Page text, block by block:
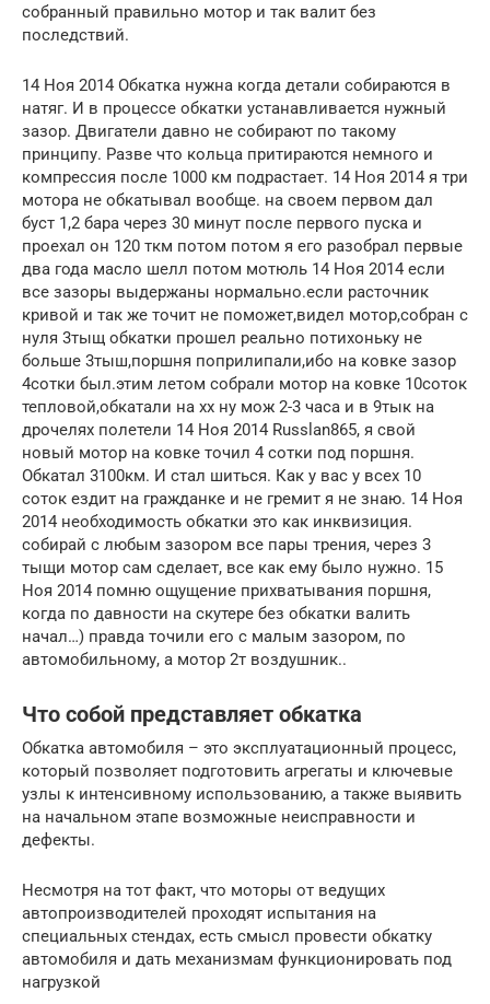
собранный правильно мотор и так валит без
последствий.
14 Ноя 2014 Обкатка нужна когда детали собираются в
натяг. И в процессе обкатки устанавливается нужный
зазор. Двигатели давно не собирают по такому
принципу. Разве что кольца притираются немного и
компрессия после 1000 км подрастает. 14 Ноя 2014 я три
мотора не обкатывал вообще. на своем первом дал
буст 1,2 бара через 30 минут после первого пуска и
проехал он 120 ткм потом потом я его разобрал первые
два года масло шелл потом мотюль 14 Ноя 2014 если
все зазоры выдержаны нормально.если расточник
кривой и так же точит не поможет,видел мотор,собран с
нуля 3тыщ обкатки прошел реально потихоньку не
больше 3тыш,поршня поприлипали,ибо на ковке зазор
4сотки был.этим летом собрали мотор на ковке 10соток
тепловой,обкатали на хх ну мож 2-3 часа и в 9тык на
дрочелях полетели 14 Ноя 2014 Russlan865, я свой
новый мотор на ковке точил 4 сотки под поршня.
Обкатал 3100км. И стал шиться. Как у вас у всех 10
соток ездит на гражданке и не гремит я не знаю. 14 Ноя
2014 необходимость обкатки это как инквизиция.
собирай с любым зазором все пары трения, через 3
тыщи мотор сам сделает, все как ему было нужно. 15
Ноя 2014 помню ощущение прихватывания поршня,
когда по давности на скутере без обкатки валить
начал…) правда точили его с малым зазором, по
автомобильному, а мотор 2т воздушник..
Что собой представляет обкатка
Обкатка автомобиля – это эксплуатационный процесс,
который позволяет подготовить агрегаты и ключевые
узлы к интенсивному использованию, а также выявить
на начальном этапе возможные неисправности и
дефекты.
Несмотря на тот факт, что моторы от ведущих
автопроизводителей проходят испытания на
специальных стендах, есть смысл провести обкатку
автомобиля и дать механизмам функционировать под
нагрузкой